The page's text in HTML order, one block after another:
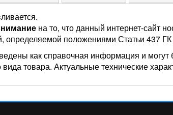
на то, что данный интернет-сайт
определяемой положениями Статьи 437
как справочная информация и
вида товара. Актуальные технические